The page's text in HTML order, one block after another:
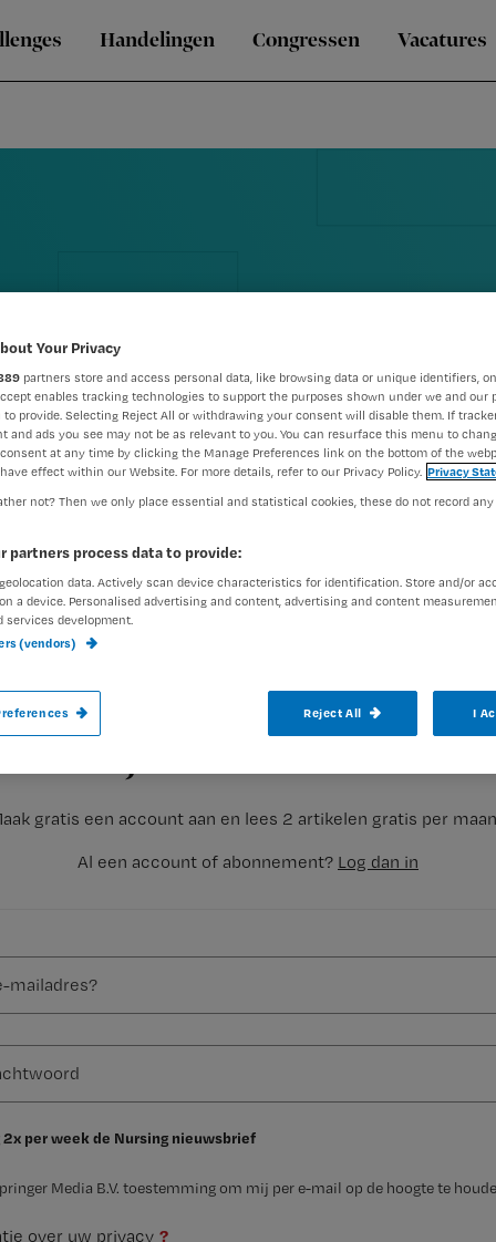
Handelingen Congressen Vacatures
gratis een account aan en lees 2 artikelen gratis per
Al een account of abonnement? Log dan in
2x per week de Nursing nieuwsbrief
Media B.V. toestemming om mij per e-mail op de hoogte te
over uw privacy ?
Verzorgende Conny heeft haar
om te doen en wat het leukst.
Wat ik mij al jaren afvraag is: wat vinden de collega’s nu het
Your Privacy
partners store and access personal data, like browsing data or unique identifiers,
enables tracking technologies to support the purposes shown under we and our
to provide. Selecting Reject All or withdrawing your consent will disable them. If
and ads you see may not be as relevant to you. You can resurface this menu to
at any time by clicking the Manage Preferences link on the bottom of the
effect within our Website. For more details, refer to our Privacy Policy. Privacy
not? Then we only place essential and statistical cookies, these do not record
partners process data to provide:
data. Actively scan device characteristics for identification. Store and/or
a device. Personalised advertising and content, advertising and content
services development.
(vendors)
Reject All I